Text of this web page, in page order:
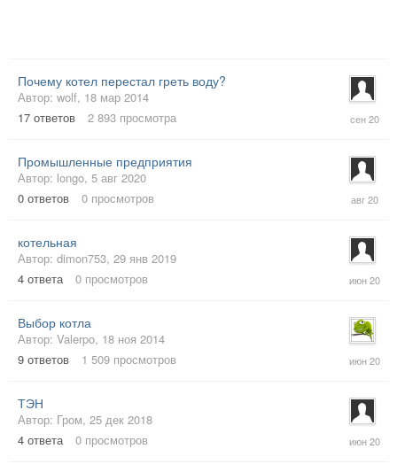
Почему котел перестал греть воду?
Автор: wolf, 18 мар 2014
17 ответов 2 893 просмотра
сен
Промышленные предприятия
Автор: longo, 5 авг 2020
0 ответов 0 просмотров
авг
котельная
Автор: dimon753, 29 янв 2019
4 ответа 0 просмотров
июн
Выбор котла
Автор: Valerpo, 18 ноя 2014
9 ответов 1 509 просмотров
июн
ТЭН
Автор: Гром, 25 дек 2018
4 ответа 0 просмотров
июн